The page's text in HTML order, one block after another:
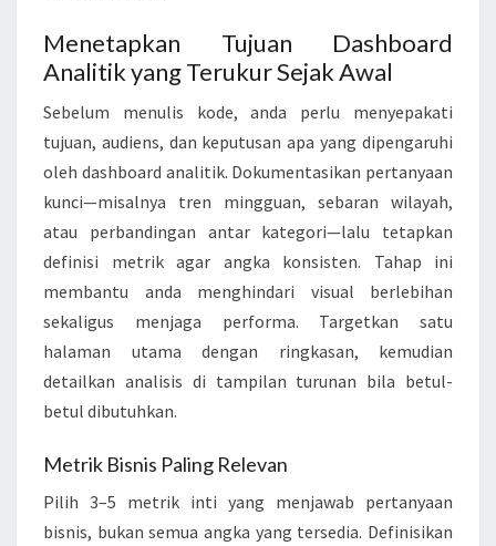
T
I
K
R
I
N
G
A
N
M
E
N
U
N
A
Menetapkan Tujuan Dashboard
Analitik yang Terukur Sejak Awal
Sebelum menulis kode, anda perlu menyepakati
tujuan, audiens, dan keputusan apa yang dipengaruhi
oleh dashboard analitik. Dokumentasikan pertanyaan
kunci—misalnya tren mingguan, sebaran wilayah,
atau perbandingan antar kategori—lalu tetapkan
definisi metrik agar angka konsisten. Tahap ini
membantu anda menghindari visual berlebihan
sekaligus menjaga performa. Targetkan satu
halaman utama dengan ringkasan, kemudian
detailkan analisis di tampilan turunan bila betul-
betul dibutuhkan.
Metrik Bisnis Paling Relevan
Pilih 3–5 metrik inti yang menjawab pertanyaan
bisnis, bukan semua angka yang tersedia. Definisikan